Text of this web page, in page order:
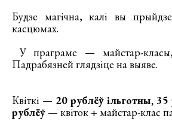
Будзе магічна, калі вы
касцюмах.
У праграме — майстар-
Падрабязней глядзіце на выяве.
Квіткі — 20 рублёў ільготны,
рублёў — квіток + майстар-клас